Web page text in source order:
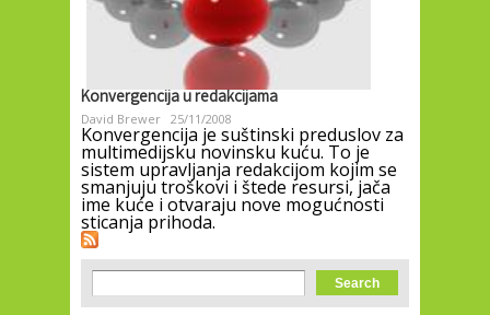
Konvergencija u redakcijama
David Brewer 25/11/2008
Konvergencija je suštinski preduslov za
multimedijsku novinsku kuću. To je
sistem upravljanja redakcijom kojim se
smanjuju troškovi i štede resursi, jača
ime kuće i otvaraju nove mogućnosti
sticanja prihoda.
Search form
Search